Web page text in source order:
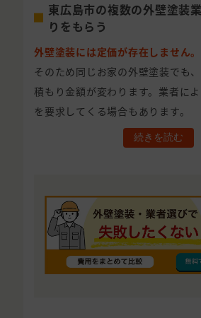
東広島市の複数の外壁塗装
りをもらう
外壁塗装には定価が存在しません。
そのため同じお家の外壁塗装でも
積もり金額が変わります。業者に
を要求してくる場合もあります。
続きを読む